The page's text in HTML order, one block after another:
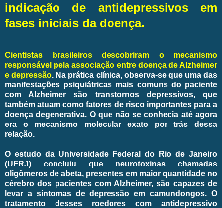
indicação de antidepressivos em
fases iniciais da doença.
Cientistas brasileiros descobriram o mecanismo
responsável pela associação entre doença de Alzheimer
e depressão. Na prática clínica, observa-se que uma das
manifestações psiquiátricas mais comuns do paciente
com Alzheimer são transtornos depressivos, que
também atuam como fatores de risco importantes para a
doença degenerativa. O que não se conhecia até agora
era o mecanismo molecular exato por trás dessa
relação.
O estudo da Universidade Federal do Rio de Janeiro
(UFRJ) concluiu que neurotoxinas chamadas
oligômeros de abeta, presentes em maior quantidade no
cérebro dos pacientes com Alzheimer, são capazes de
levar a sintomas de depressão em camundongos. O
tratamento desses roedores com antidepressivo